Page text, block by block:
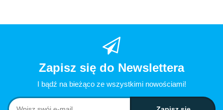
Zapisz się do Newslettera
I bądź na bieżąco ze wszystkimi nowościami!